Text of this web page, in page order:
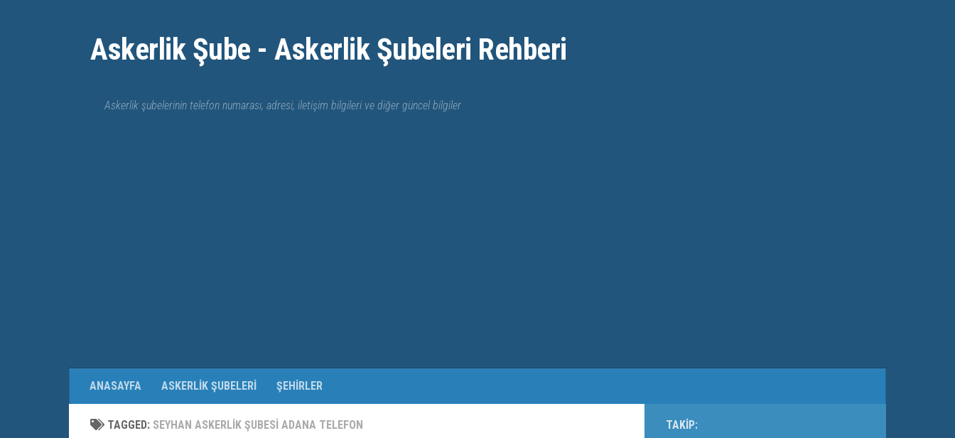
Askerlik Şube - Askerlik Şubeleri Rehberi
Askerlik şubelerinin telefon numarası, adresi, iletişim bilgileri ve diğer güncel bilgiler
ANASAYFA ASKERLIK ŞUBELERI ŞEHIRLER
TAGGED: SEYHAN ASKERLIK ŞUBESI ADANA TELEFON TAKIP: